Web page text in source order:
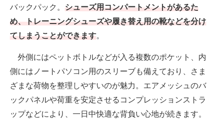
バックパック。 シューズ用コンパートメントがあるた
め、トレーニングシューズや履き替え用の靴などを分け
てしまうことができます。
外側にはペットボトルなどが入る複数のポケット、内
側にはノートパソコン用のスリーブも備えており、さま
ざまな荷物を整理しやすいのが魅力。エアメッシュのバ
ックパネルや荷重を安定させるコンプレッションストラ
ップなどにより、一日中快適な背負い心地が続きます。